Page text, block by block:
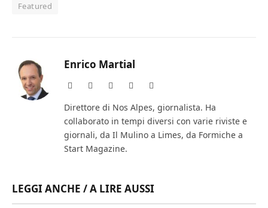
Featured
Enrico Martial
Website Facebook Instagram
Direttore di Nos Alpes, giornalista. Ha
collaborato in tempi diversi con varie riviste e
giornali, da Il Mulino a Limes, da Formiche a
Start Magazine.
LEGGI ANCHE / A LIRE AUSSI